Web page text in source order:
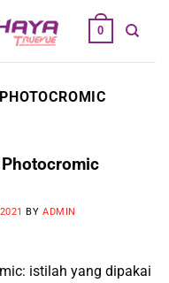
0
BY ADMIN
istilah yang dipakai